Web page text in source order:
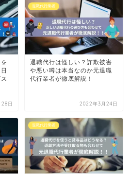
日
退職代行業者
退職代行は怪しい？詐欺被害
や悪い噂は本当なのか元退職
代行業者が徹底解説！
2022年3月24日
退職代行業者